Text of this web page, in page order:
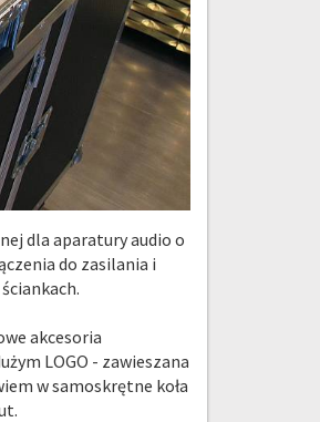
dla aparatury audio o
do zasilania i
akcesoria
LOGO - zawieszana
w samoskrętne koła